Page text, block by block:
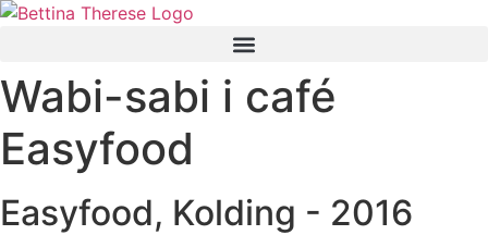
Videre
Wabi-sabi i café
Easyfood
Easyfood, Kolding - 2016